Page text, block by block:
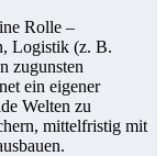
Rolle –
Logistik (z. B.
zugunsten
ein eigener
Welten zu
mittelfristig mit